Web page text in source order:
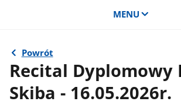
MENU
Powrót
Recital
Skiba - 16.05.2026r.